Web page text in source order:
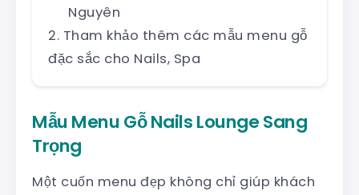
Nguyên
Tham khảo thêm các mẫu menu gỗ
đặc sắc cho Nails, Spa
Mẫu Menu Gỗ Nails Lounge Sang
Trọng
Một cuốn menu đẹp không chỉ giúp khách